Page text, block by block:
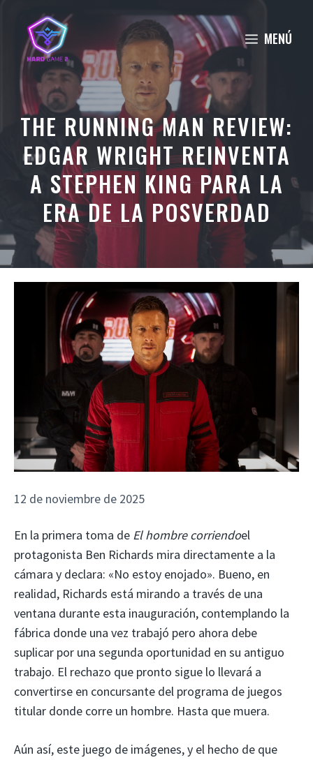
contenido
MENÚ
THE RUNNING MAN REVIEW:
EDGAR WRIGHT REINVENTA
A STEPHEN KING PARA LA
ERA DE LA POSVERDAD
12 de noviembre de 2025
En la primera toma de El hombre corriendoel
protagonista Ben Richards mira directamente a la
cámara y declara: «No estoy enojado». Bueno, en
realidad, Richards está mirando a través de una
ventana durante esta inauguración, contemplando la
fábrica donde una vez trabajó pero ahora debe
suplicar por una segunda oportunidad en su antiguo
trabajo. El rechazo que pronto sigue lo llevará a
convertirse en concursante del programa de juegos
titular donde corre un hombre. Hasta que muera.
Aún así, este juego de imágenes, y el hecho de que